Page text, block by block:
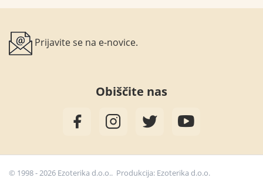
Prijavite se na e-novice.
Obiščite nas
© 1998 - 2026 Ezoterika d.o.o.. Produkcija: Ezoterika d.o.o.